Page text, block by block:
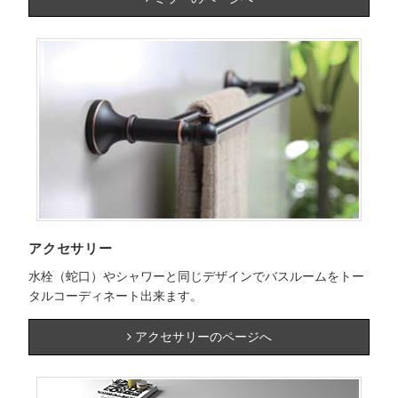
アクセサリー
水栓（蛇口）やシャワーと同じデザインでバスルームをトー
タルコーディネート出来ます。
アクセサリーのページへ